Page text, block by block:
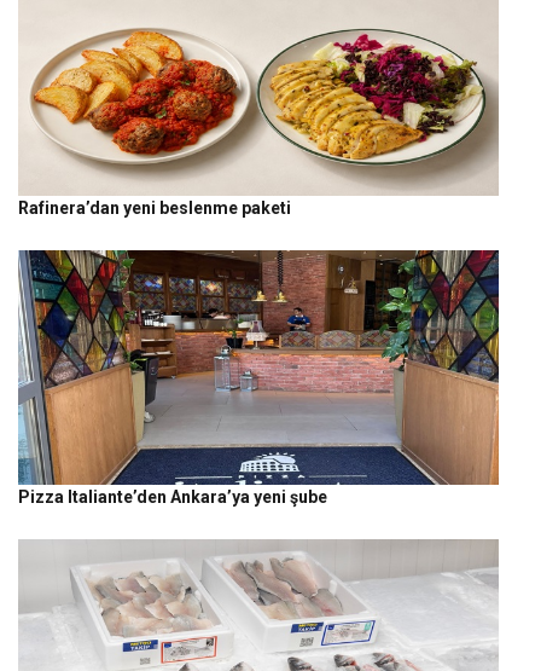
Rafinera’dan yeni beslenme paketi
Pizza Italiante’den Ankara’ya yeni şube